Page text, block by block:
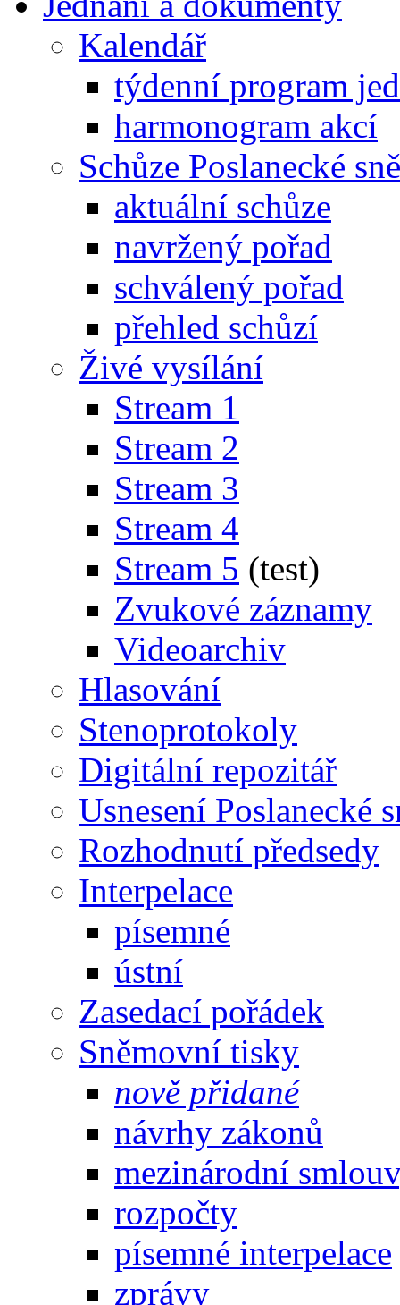
Kalendář
týdenní program
harmonogram akcí
Schůze Poslanecké
aktuální schůze
navržený pořad
schválený pořad
přehled schůzí
Živé vysílání
Stream 1
Stream 2
Stream 3
Stream 4
Stream 5 (test)
Zvukové záznamy
Videoarchiv
Hlasování
Stenoprotokoly
Digitální repozitář
Usnesení Poslanecké
Rozhodnutí předsedy
Interpelace
písemné
ústní
Zasedací pořádek
Sněmovní tisky
nově přidané
návrhy zákonů
mezinárodní
rozpočty
písemné interpelace
zprávy